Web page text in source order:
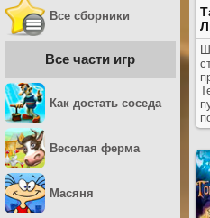
Все сборники
Все части игр
Как достать соседа
Веселая ферма
Масяня